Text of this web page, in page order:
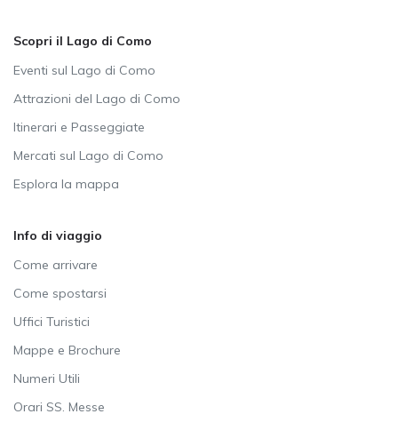
Scopri il Lago di Como
Eventi sul Lago di Como
Attrazioni del Lago di Como
Itinerari e Passeggiate
Mercati sul Lago di Como
Esplora la mappa
Info di viaggio
Come arrivare
Come spostarsi
Uffici Turistici
Mappe e Brochure
Numeri Utili
Orari SS. Messe